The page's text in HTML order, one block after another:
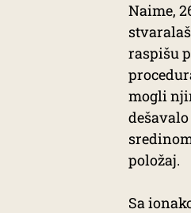
Naime,
raspišu
mogli
položaj.
Sa